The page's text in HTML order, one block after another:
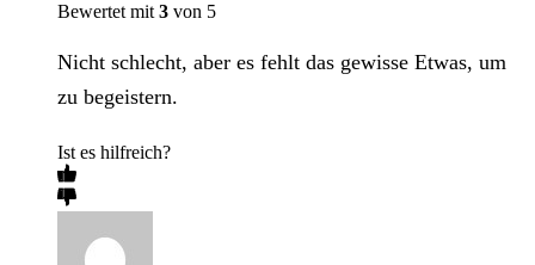
Bewertet mit3 von 5
Nicht schlecht, aber es fehlt das gewisse Etwas, um
zu begeistern.
Ist es hilfreich?